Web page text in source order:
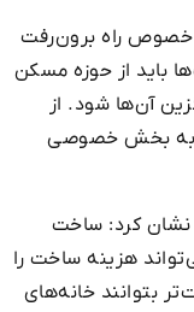
خصوص راه‌ برون‌رفت
باید از حوزه مسکن
آن‌ها شود. از
به بخش خصوصی
نشان کرد: ساخت
هزینه ساخت را
بتوانند خانه‌های